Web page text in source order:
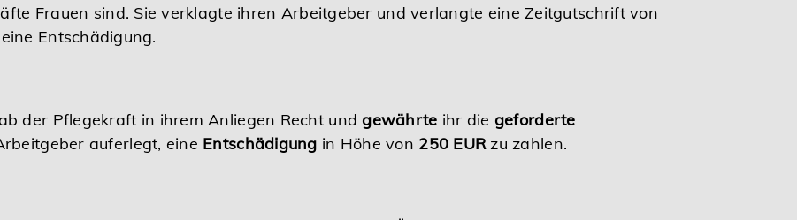
Frauen sind. Sie verklagte ihren Arbeitgeber und verlangte eine Zeitgutschrift von
Entschädigung.
der Pflegekraft in ihrem Anliegen Recht und gewährte ihr die geforderte
auferlegt, eine Entschädigung in Höhe von 250 EURzu zahlen.